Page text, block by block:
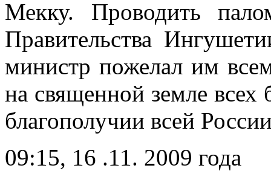
Мекку. Проводить
Правительства
министр пожелал им
на священной земле
благополучии всей
09:15, 16 .11. 2009 года